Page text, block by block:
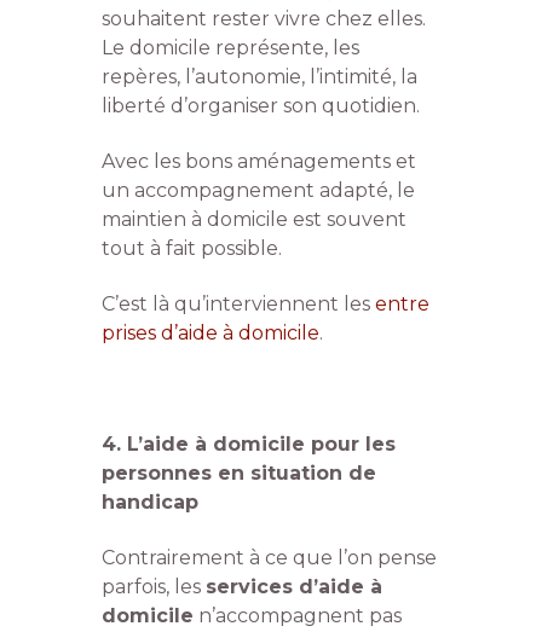
souhaitent rester vivre chez elles.
Le domicile représente, les
repères, l’autonomie, l’intimité, la
liberté d’organiser son quotidien.
Avec les bons aménagements et
un accompagnement adapté, le
maintien à domicile est souvent
tout à fait possible.
C’est là qu’interviennent les entre
prises d’aide à domicile.
4. L’aide à domicile pour les
personnes en situation de
handicap
Contrairement à ce que l’on pense
parfois, les services d’aide à
domicile n’accompagnent pas